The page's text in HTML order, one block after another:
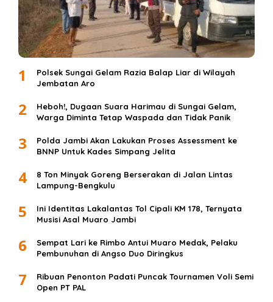
1
Polsek Sungai Gelam Razia Balap Liar di Wilayah
Jembatan Aro
2
Heboh!, Dugaan Suara Harimau di Sungai Gelam,
Warga Diminta Tetap Waspada dan Tidak Panik
3
Polda Jambi Akan Lakukan Proses Assessment ke
BNNP Untuk Kades Simpang Jelita
4
8 Ton Minyak Goreng Berserakan di Jalan Lintas
Lampung-Bengkulu
5
Ini Identitas Lakalantas Tol Cipali KM 178, Ternyata
Musisi Asal Muaro Jambi
6
Sempat Lari ke Rimbo Antui Muaro Medak, Pelaku
Pembunuhan di Angso Duo Diringkus
7
Ribuan Penonton Padati Puncak Tournamen Voli Semi
Open PT PAL